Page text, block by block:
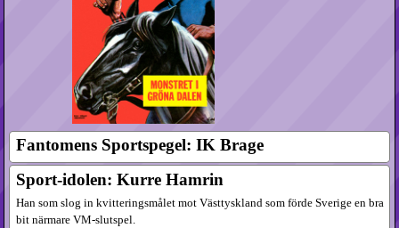
Fantomens Sportspegel: IK Brage
Sport-idolen: Kurre Hamrin
Han som slog in kvitteringsmålet mot Västtyskland som förde Sverige en bra
bit närmare VM-slutspel.